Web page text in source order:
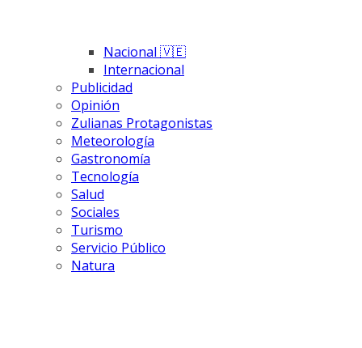
Nacional 🇻🇪
Internacional
Publicidad
Opinión
Zulianas Protagonistas
Meteorología
Gastronomía
Tecnología
Salud
Sociales
Turismo
Servicio Público
Natura